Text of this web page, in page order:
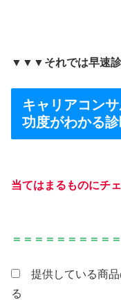
▼▼▼それでは早速診
キャリアコン
功度がわかる
当てはまるものにチ
＝＝＝＝＝＝＝＝＝
提供している商品
る